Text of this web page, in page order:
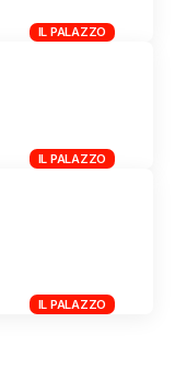
IL PALAZZO
IL PALAZZO
IL PALAZZO